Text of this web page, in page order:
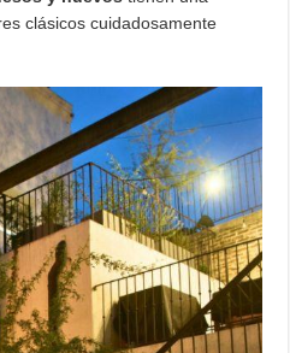
clásicos cuidadosamente